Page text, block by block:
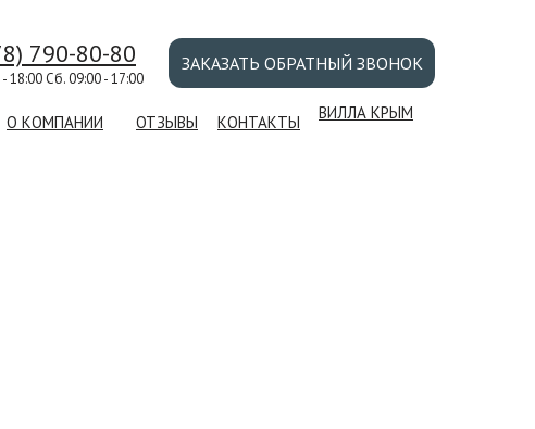
790-80-80
- 18:00 Сб. 09:00 - 17:00
О КОМПАНИИ ОТЗЫВЫ ВИЛЛА КРЫМ
КОНТАКТЫ
ЗАКАЗАТЬ ОБРАТНЫЙ ЗВОНОК